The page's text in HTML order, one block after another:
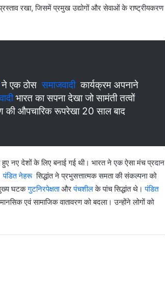
रखा, जिसमें प्रमुख उद्योगों और सेवाओं के राष्ट्रीयकरण
एक ठोससमाजवादीकार्यक्रम अपनाने
भारत का सपना देखा जो सामंती तत्वों
की औपचारिक रूपरेखा 20 साल बाद
नए देशों के लिए बनाई गई थी। भारत ने एक ऐसा मंच प्रदान
पंडित नेहरू सिद्धांत ने प्रभुसत्तात्मक समता की संकल्पना को
मुख्य घटकगुटनिरपेक्षताऔरपंचशीलके पांच सिद्धांत थे।पंडित
एवं सामाजिक वातावरण को बदला। उन्होंने लोगों को